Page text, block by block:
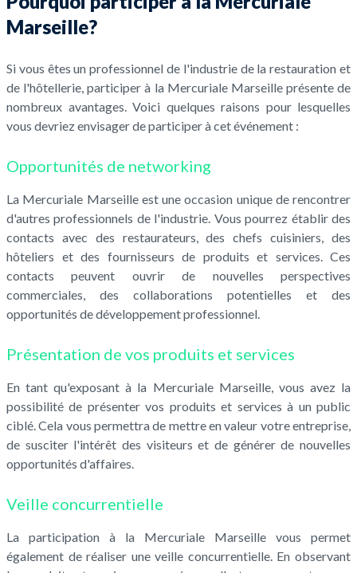
Marseille?
Si vous êtes un professionnel de l'industrie de la restauration et
de l'hôtellerie, participer à la Mercuriale Marseille présente de
nombreux avantages. Voici quelques raisons pour lesquelles
vous devriez envisager de participer à cet événement :
Opportunités de networking
La Mercuriale Marseille est une occasion unique de rencontrer
d'autres professionnels de l'industrie. Vous pourrez établir des
contacts avec des restaurateurs, des chefs cuisiniers, des
hôteliers et des fournisseurs de produits et services. Ces
contacts peuvent ouvrir de nouvelles perspectives
commerciales, des collaborations potentielles et des
opportunités de développement professionnel.
Présentation de vos produits et services
En tant qu'exposant à la Mercuriale Marseille, vous avez la
possibilité de présenter vos produits et services à un public
ciblé. Cela vous permettra de mettre en valeur votre entreprise,
de susciter l'intérêt des visiteurs et de générer de nouvelles
opportunités d'affaires.
Veille concurrentielle
La participation à la Mercuriale Marseille vous permet
également de réaliser une veille concurrentielle. En observant